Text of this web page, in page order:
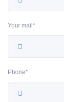
Your mail*
Phone*